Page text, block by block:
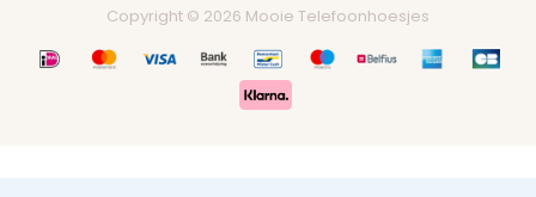
Copyright © 2026 Mooie Telefoonhoesjes